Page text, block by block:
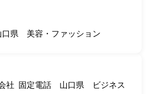
口県 美容・ファッション
社
固定電話 山口県 ビジネス